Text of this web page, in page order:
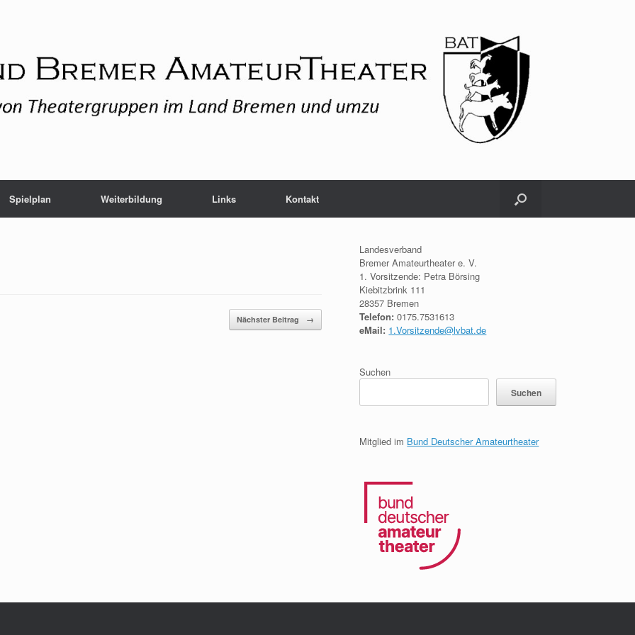
Spielplan Weiterbildung Links Kontakt
Nächster Beitrag →
Landesverband
Bremer Amateurtheater e. V.
1. Vorsitzende: Petra Börsing
Kiebitzbrink 111
28357 Bremen
Telefon: 0175.7531613
eMail: 1.Vorsitzende@lvbat.de
Suchen
Suchen
Mitglied im Bund Deutscher Amateurtheater